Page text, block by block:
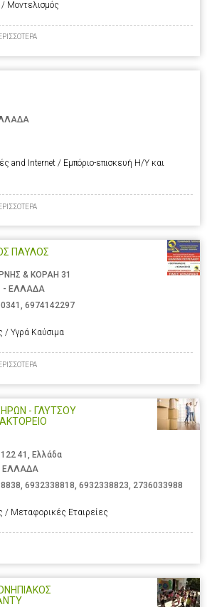
/ Μοντελισμός
and Internet / Εμπόριο-επισκευή Η/Υ και
ΠΑΥΛΟΣ
& ΚΟΡΑΗ 31
- ΕΛΛΑΔΑ
, 6974142297
/ Υγρά Καύσιμα
- ΓΛΥΤΣΟΥ
41, Ελλάδα
ΕΛΛΑΔΑ
6932338818 6932338823 2736033988
/ Μεταφορικές Εταιρείες